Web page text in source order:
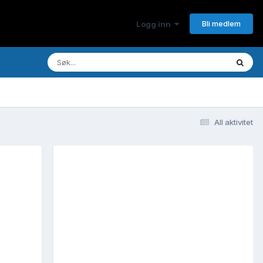
Logg inn Bli medlem
All aktivitet